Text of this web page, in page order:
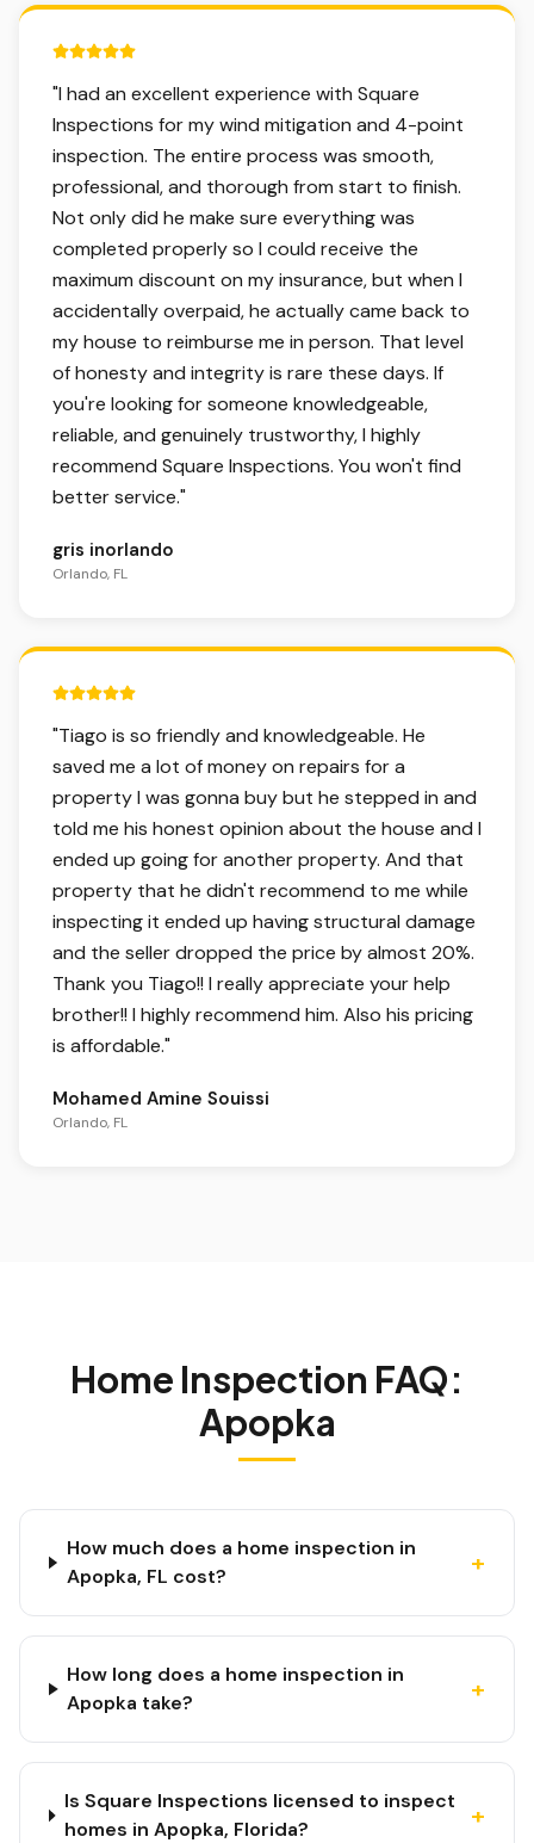
5 out of 5 stars.
"I had an excellent experience with Square
Inspections for my wind mitigation and 4-point
inspection. The entire process was smooth,
professional, and thorough from start to finish.
Not only did he make sure everything was
completed properly so I could receive the
maximum discount on my insurance, but when I
accidentally overpaid, he actually came back to
my house to reimburse me in person. That level
of honesty and integrity is rare these days. If
you're looking for someone knowledgeable,
reliable, and genuinely trustworthy, I highly
recommend Square Inspections. You won't find
better service."
gris inorlando
Orlando, FL
5 out of 5 stars.
"Tiago is so friendly and knowledgeable. He
saved me a lot of money on repairs for a
property I was gonna buy but he stepped in and
told me his honest opinion about the house and I
ended up going for another property. And that
property that he didn't recommend to me while
inspecting it ended up having structural damage
and the seller dropped the price by almost 20%.
Thank you Tiago!! I really appreciate your help
brother!! I highly recommend him. Also his pricing
is affordable."
Mohamed Amine Souissi
Orlando, FL
Home Inspection FAQ:
Apopka
How much does a home inspection in
Apopka, FL cost?
+
How long does a home inspection in
Apopka take?
+
Is Square Inspections licensed to inspect
homes in Apopka, Florida?
+